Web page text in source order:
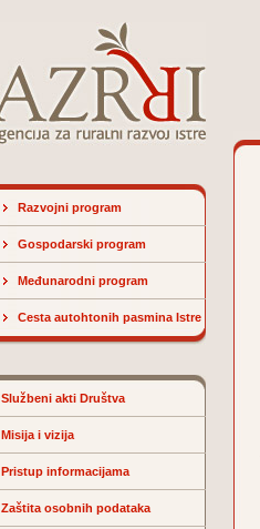
Razvojni program
Gospodarski program
Međunarodni program
Cesta autohtonih pasmina Istre
Službeni akti Društva
Misija i vizija
Pristup informacijama
Zaštita osobnih podataka